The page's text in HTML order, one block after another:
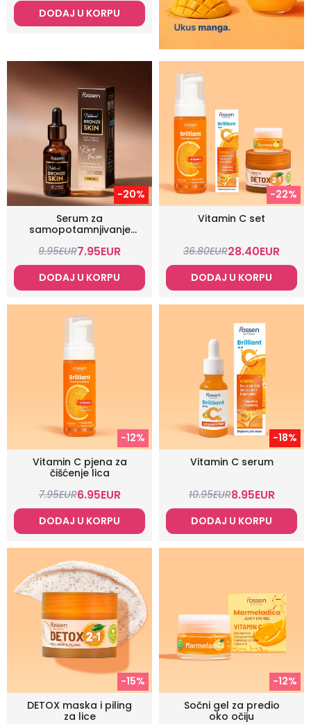
DODAJ U KORPU
-20%
Serum za
samopotamnjivanje
9.95EUR7.95EUR
DODAJ U KORPU
-22%
Vitamin C set
36.80EUR28.40EUR
DODAJ U KORPU
-12%
Vitamin C pjena za
čišćenje lica
7.95EUR6.95EUR
DODAJ U KORPU
-18%
Vitamin C serum
10.95EUR8.95EUR
DODAJ U KORPU
-15%
DETOX maska i piling
za lice
-12%
Sočni gel za predio
oko očiju